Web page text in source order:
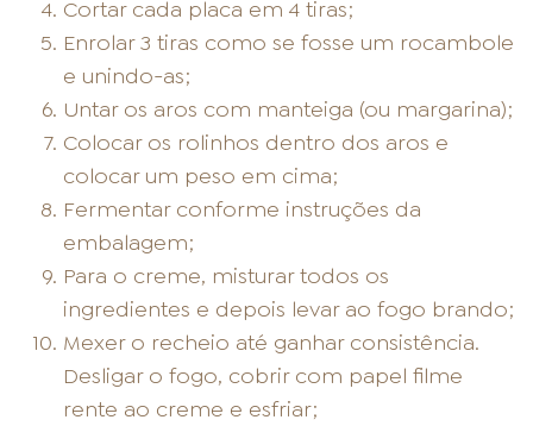
Cortar cada placa em 4 tiras;
Enrolar 3 tiras como se fosse um rocambole
e unindo-as;
Untar os aros com manteiga (ou margarina);
Colocar os rolinhos dentro dos aros e
colocar um peso em cima;
Fermentar conforme instruções da
embalagem;
Para o creme, misturar todos os
ingredientes e depois levar ao fogo brando;
Mexer o recheio até ganhar consistência.
Desligar o fogo, cobrir com papel filme
rente ao creme e esfriar;